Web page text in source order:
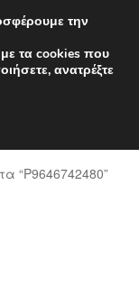
“P9646742480”
την
τα cookies που
ανατρέξτε